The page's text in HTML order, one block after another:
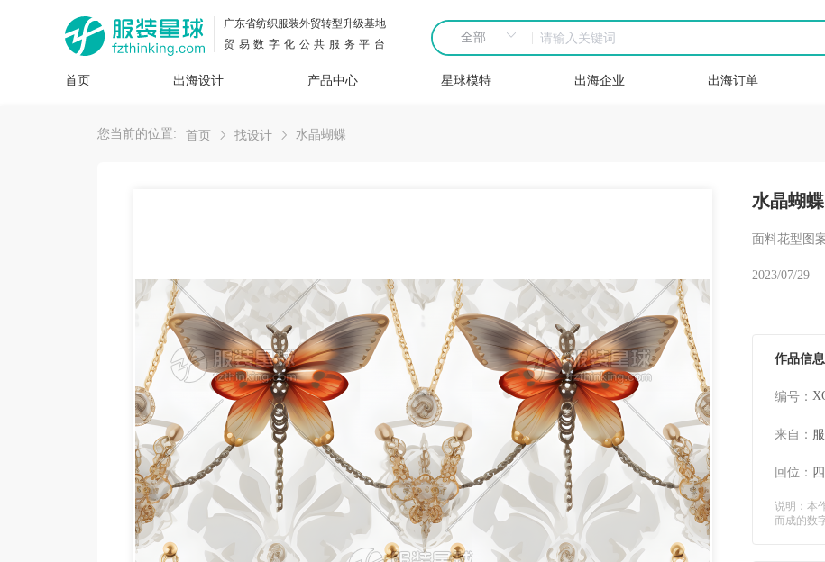
广东省纺织服装外贸转型升级基地
贸易数字化公共服务平台
首页 出海设计 产品中心 星球模特 出海企业 出海订单
您当前的位置: 首页 找设计 水晶蝴蝶
水晶蝴蝶
面料花型图
2023/07/29
作品信息
编号：
来自：
回位：
说明：本
而成的数